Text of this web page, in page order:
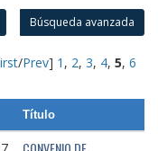
Búsqueda avanzada
/Prev] 1 , 2, 3, 4, 5, 6
Título